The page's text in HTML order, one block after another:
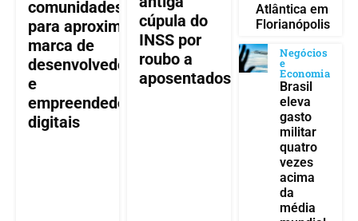
comunidades
para aproximar
marca de
desenvolvedores
e
empreendedores
digitais
cúpula do
INSS por
roubo a
aposentados
Atlântica em
Florianópolis
Negócios
e
Economia
Brasil
eleva
gasto
militar
quatro
vezes
acima
da
média